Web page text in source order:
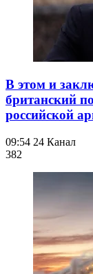
В этом и
британский
российской
09:54 24 Канал
382